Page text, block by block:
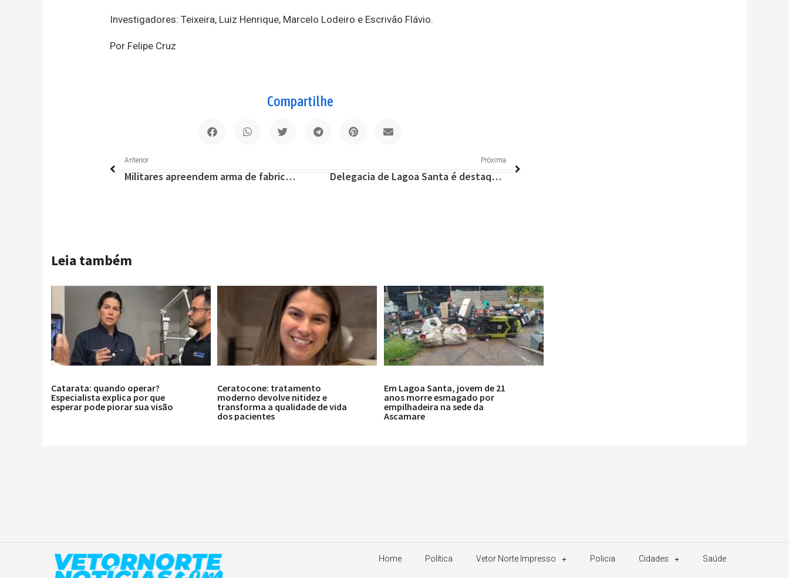
Investigadores: Teixeira, Luiz Henrique, Marcelo Lodeiro e Escrivão Flávio.
Por Felipe Cruz
Compartilhe
Anterior
Anterior
Militares apreendem arma de fabricação Russa com traficante de Venda Nova
Próxima
Delegacia de Lagoa Santa é destaque regional em operações, prisões e inquéritos no mês de agosto
Leia também
Catarata: quando operar?
Especialista explica por que
esperar pode piorar sua visão
Ceratocone: tratamento
moderno devolve nitidez e
transforma a qualidade de vida
dos pacientes
Em Lagoa Santa, jovem de 21
anos morre esmagado por
empilhadeira na sede da
Ascamare
Home Política Vetor Norte Impresso Policia Cidades Saúde